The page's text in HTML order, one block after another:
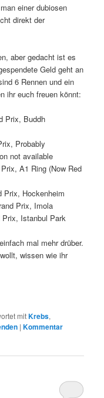
einer dubiosen
direkt der
aber gedacht ist es
Geld geht an
6 Rennen und ein
ihr euch freuen könnt:
Prix, Buddh
Probably
not available
A1 Ring (Now Red
Prix, Hockenheim
Prix, Imola
Prix, Istanbul Park
mal mehr drüber.
wissen wie ihr
mitKrebs,
|Kommentar